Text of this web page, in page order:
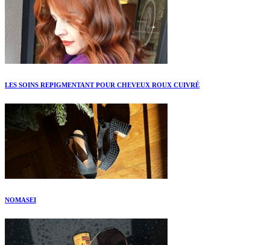
LES SOINS REPIGMENTANT POUR CHEVEUX ROUX CUIVRÉ
NOMASEI